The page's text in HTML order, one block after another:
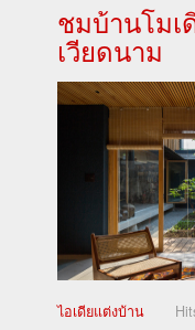
ชมบ้านโมเ
เวียดนาม
ไอเดียแต่งบ้าน